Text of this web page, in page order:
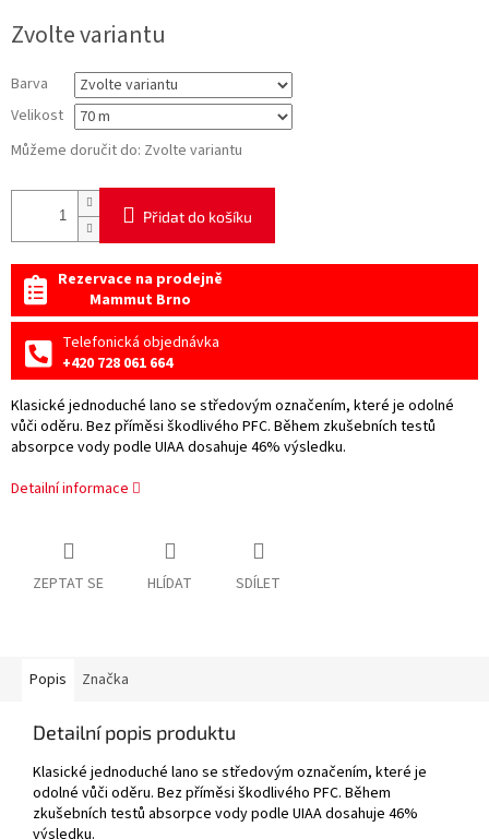
cena:
Zvolte variantu
Barva
Velikost
Můžeme doručit do: Zvolte variantu
Přidat do košíku
Rezervace na prodejně
Mammut Brno
Telefonická objednávka
+420 728 061 664
Klasické jednoduché lano se středovým označením, které je odolné
vůči oděru. Bez příměsi škodlivého PFC. Během zkušebních testů
absorpce vody podle UIAA dosahuje 46% výsledku.
Detailní informace
ZEPTAT SE HLÍDAT SDÍLET
Popis Značka
Detailní popis produktu
Klasické jednoduché lano se středovým označením, které je
odolné vůči oděru. Bez příměsi škodlivého PFC. Během
zkušebních testů absorpce vody podle UIAA dosahuje 46%